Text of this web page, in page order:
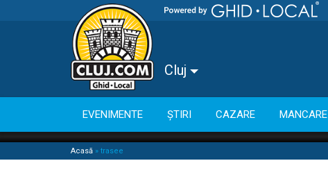
Cluj
EVENIMENTE ȘTIRI CAZARE MANCARE
Acasă » trasee